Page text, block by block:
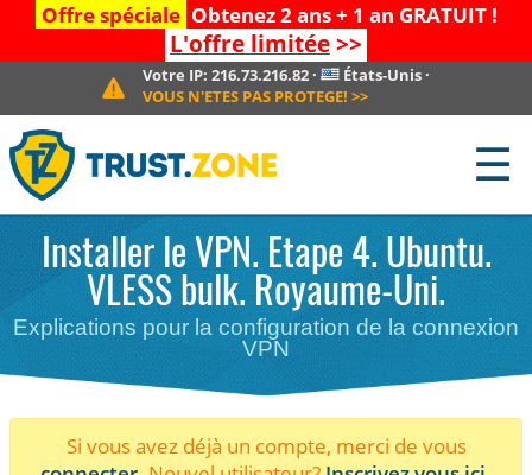
Offre spéciale Obtenez 2 ans + 1 an GRATUIT !
L'offre limitée>>
Votre IP:216.73.216.82 · États-Unis·
VOUS N'ETES PAS PROTEGE! >>
☰
Installer le VPN. Etape 4. Ubuntu.
VLESS bulk. Royaume-Uni.
Explications pour la configuration de la connexion
VPN
Si vous avez déjà un compte, merci de vous